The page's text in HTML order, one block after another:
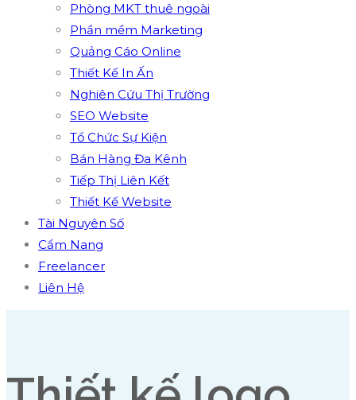
Phòng MKT thuê ngoài
Phần mềm Marketing
Quảng Cáo Online
Thiết Kế In Ấn
Nghiên Cứu Thị Trường
SEO Website
Tổ Chức Sự Kiện
Bán Hàng Đa Kênh
Tiếp Thị Liên Kết
Thiết Kế Website
Tài Nguyên Số
Cẩm Nang
Freelancer
Liên Hệ